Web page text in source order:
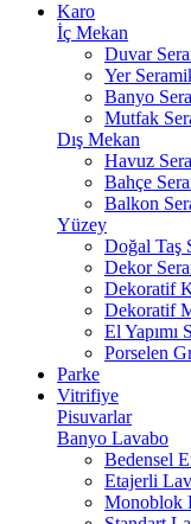
Karo
İç Mekan
Duvar
Yer
Banyo
Mutfak
Dış Mekan
Havuz
Bahçe
Balkon
Yüzey
Doğal Taş
Dekor
Dekoratif
Dekoratif
El Yapımı
Porselen
Parke
Vitrifiye
Pisuvarlar
Banyo Lavabo
Bedensel
Etajerli
Monoblok